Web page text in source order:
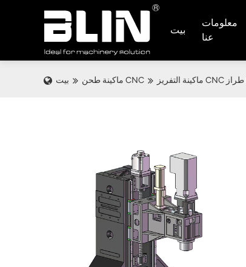
بيت
معلومات
عنا
بيت ماكينة طحن CNC